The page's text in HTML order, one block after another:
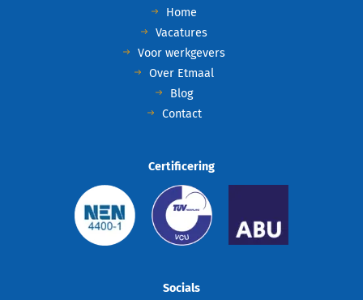
Home
Vacatures
Voor werkgevers
Over Etmaal
Blog
Contact
Certificering
Socials